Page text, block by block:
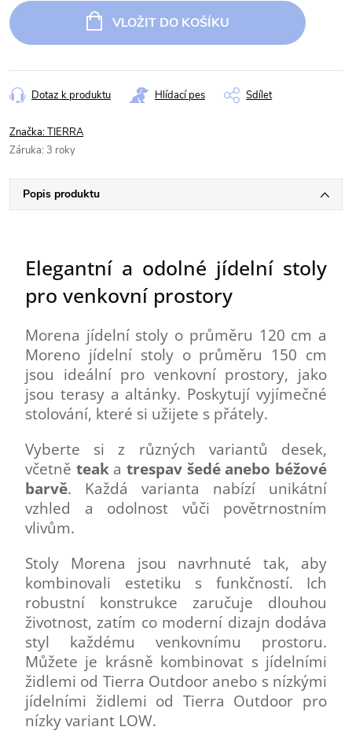
cena:
VLOŽIT DO KOŠÍKU
Dotaz k produktu Hlídací pes Sdílet
Značka:TIERRA
Záruka: 3 roky
Popis produktu
Elegantní a odolné jídelní stoly
pro venkovní prostory
Morena jídelní stoly o průměru 120 cm a
Moreno jídelní stoly o průměru 150 cm
jsou ideální pro venkovní prostory, jako
jsou terasy a altánky. Poskytují vyjímečné
stolování, které si užijete s přátely.
Vyberte si z různých variantů desek,
včetně teak atrespav šedé anebo béžové
barvě. Každá varianta nabízí unikátní
vzhled a odolnost vůči povětrnostním
vlivům.
Stoly Morena jsou navrhnuté tak, aby
kombinovali estetiku s funkčností. Ich
robustní konstrukce zaručuje dlouhou
životnost, zatím co moderní dizajn dodáva
styl každému venkovnímu prostoru.
Můžete je krásně kombinovat s jídelními
židlemi od Tierra Outdoor anebo s nízkými
jídelními židlemi od Tierra Outdoor pro
nízky variant LOW.